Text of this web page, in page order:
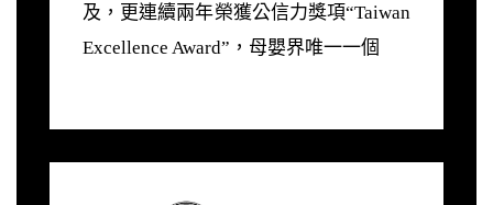
及，更連續兩年榮獲公信力獎項“Taiwan
Excellence Award”，母嬰界唯一一個